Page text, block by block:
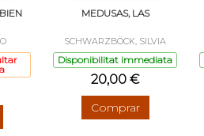
MEDUSAS, LAS
SCHWARZBÖCK, SILVIA
Disponibilitat immediata
20,00 €
Comprar